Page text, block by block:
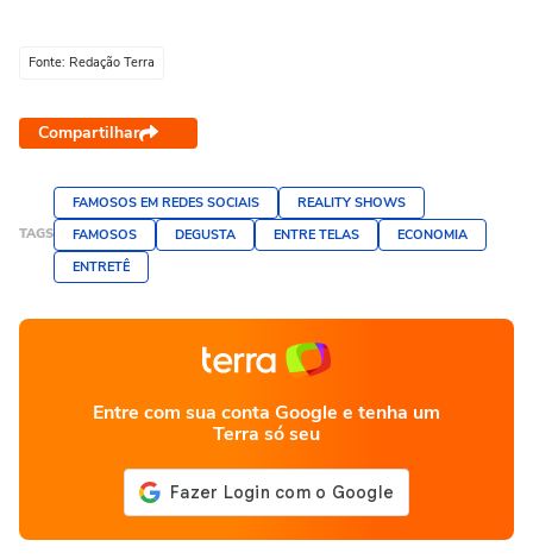
Fonte: Redação Terra
Compartilhar
TAGS
FAMOSOS EM REDES SOCIAIS
REALITY SHOWS
FAMOSOS
DEGUSTA ENTRE TELAS
ECONOMIA
ENTRETÊ
Entre com sua conta Google e tenha um
Terra só seu